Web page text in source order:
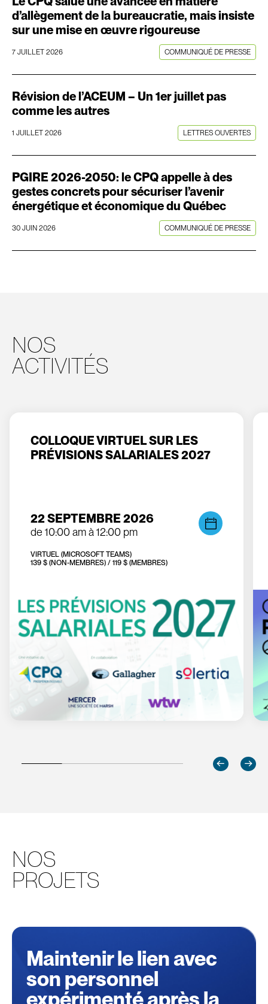
d’allègement de la bureaucratie, mais insiste
sur une mise en œuvre rigoureuse
7 JUILLET 2026 COMMUNIQUÉ DE PRESSE
Révision de l’ACEUM – Un 1er juillet pas
comme les autres
1 JUILLET 2026 LETTRES OUVERTES
PGIRE 2026-2050: le CPQ appelle à des
gestes concrets pour sécuriser l’avenir
énergétique et économique du Québec
30 JUIN 2026 COMMUNIQUÉ DE PRESSE
NOS
ACTIVITÉS
COLLOQUE VIRTUEL SUR LES
PRÉVISIONS SALARIALES 2027
22 SEPTEMBRE 2026
de 10:00 am à 12:00 pm
VIRTUEL (MICROSOFT TEAMS)
139 $ (NON-MEMBRES) / 119 $ (MEMBRES)
NOS
PROJETS
Consultez
"Maintenir
avec
Maintenir le lien avec
son personnel
expérimenté après la